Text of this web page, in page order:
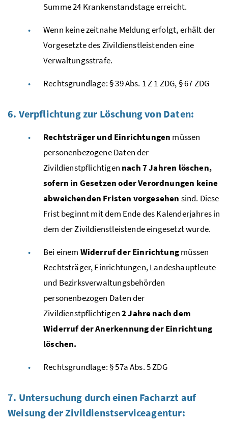
Summe 24 Krankenstandstage erreicht.
Wenn keine zeitnahe Meldung erfolgt, erhält der
Vorgesetzte des Zivildienstleistenden eine
Verwaltungsstrafe.
Rechtsgrundlage: § 39Abs. 1 Z 1ZDG, § 67ZDG
6. Verpflichtung zur Löschung von Daten:
Rechtsträger und Einrichtungen müssen
personenbezogene Daten der
Zivildienstpflichtigen nach 7 Jahren löschen,
sofern in Gesetzen oder Verordnungen keine
abweichenden Fristen vorgesehen sind. Diese
Frist beginnt mit dem Ende des Kalenderjahres in
dem der Zivildienstleistende eingesetzt wurde.
Bei einem Widerruf der Einrichtungmüssen
Rechtsträger, Einrichtungen, Landeshauptleute
und Bezirksverwaltungsbehörden
personenbezogen Daten der
Zivildienstpflichtigen2 Jahre nach dem
Widerruf der Anerkennung der Einrichtung
löschen.
Rechtsgrundlage: § 57aAbs.5ZDG
7. Untersuchung durch einen Facharzt auf
Weisung der Zivildienstserviceagentur: